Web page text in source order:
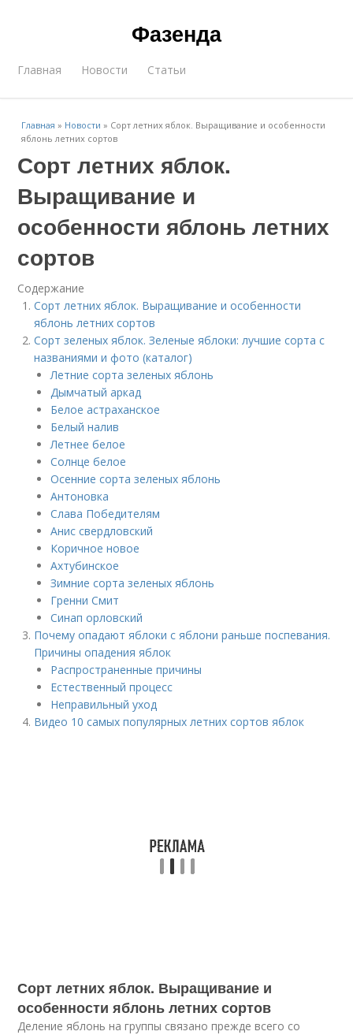
Фазенда
Главная Новости Статьи
Главная » Новости » Сорт летних яблок. Выращивание и особенности
яблонь летних сортов
Сорт летних яблок.
Выращивание и
особенности яблонь летних
сортов
Содержание
Сорт летних яблок. Выращивание и особенности
яблонь летних сортов
Сорт зеленых яблок. Зеленые яблоки: лучшие сорта с
названиями и фото (каталог)
Летние сорта зеленых яблонь
Дымчатый аркад
Белое астраханское
Белый налив
Летнее белое
Солнце белое
Осенние сорта зеленых яблонь
Антоновка
Слава Победителям
Анис свердловский
Коричное новое
Ахтубинское
Зимние сорта зеленых яблонь
Гренни Смит
Синап орловский
Почему опадают яблоки с яблони раньше поспевания.
Причины опадения яблок
Распространенные причины
Естественный процесс
Неправильный уход
Видео 10 самых популярных летних сортов яблок
Сорт летних яблок. Выращивание и
особенности яблонь летних сортов
Деление яблонь на группы связано прежде всего со